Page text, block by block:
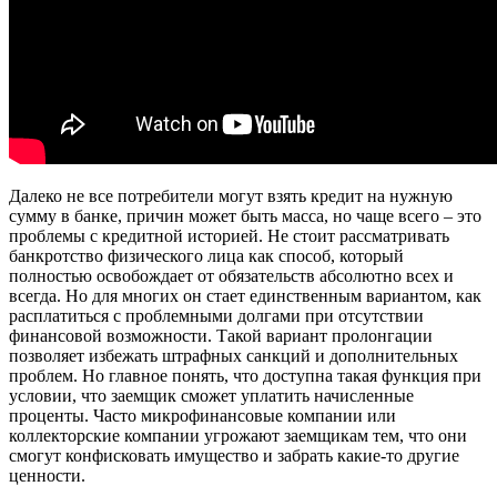
Далеко не все потребители могут взять кредит на нужную
сумму в банке, причин может быть масса, но чаще всего – это
проблемы с кредитной историей. Не стоит рассматривать
банкротство физического лица как способ, который
полностью освобождает от обязательств абсолютно всех и
всегда. Но для многих он стает единственным вариантом, как
расплатиться с проблемными долгами при отсутствии
финансовой возможности. Такой вариант пролонгации
позволяет избежать штрафных санкций и дополнительных
проблем. Но главное понять, что доступна такая функция при
условии, что заемщик сможет уплатить начисленные
проценты. Часто микрофинансовые компании или
коллекторские компании угрожают заемщикам тем, что они
смогут конфисковать имущество и забрать какие-то другие
ценности.